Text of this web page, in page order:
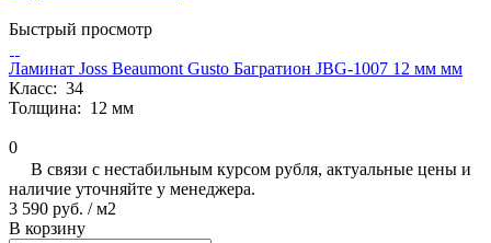
Быстрый просмотр
Ламинат Joss Beaumont Gusto Багратион JBG-1007 12 мм мм
Класс: 34
Толщина: 12 мм
0
В связи с нестабильным курсом рубля, актуальные цены и
наличие уточняйте у менеджера.
3 590 руб. / м2
В корзину